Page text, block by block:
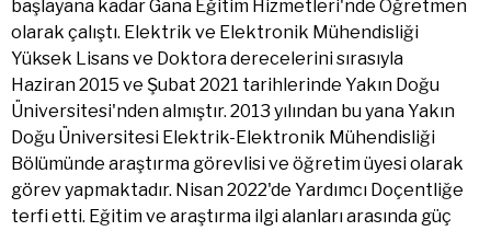
başlayana kadar Gana Eğitim Hizmetleri'nde Öğretmen
olarak çalıştı. Elektrik ve Elektronik Mühendisliği
Yüksek Lisans ve Doktora derecelerini sırasıyla
Haziran 2015 ve Şubat 2021 tarihlerinde Yakın Doğu
Üniversitesi'nden almıştır. 2013 yılından bu yana Yakın
Doğu Üniversitesi Elektrik-Elektronik Mühendisliği
Bölümünde araştırma görevlisi ve öğretim üyesi olarak
görev yapmaktadır. Nisan 2022'de Yardımcı Doçentliğe
terfi etti. Eğitim ve araştırma ilgi alanları arasında güç